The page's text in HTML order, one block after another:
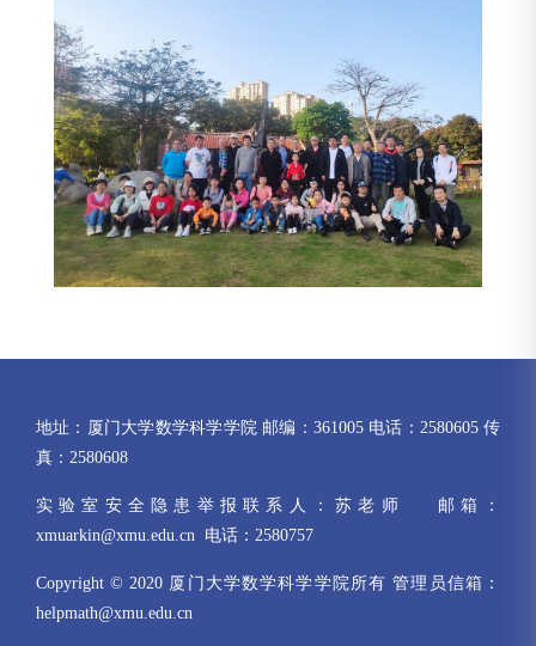
地址：厦门大学数学科学学院 邮编：361005 电话：2580605 传
真：2580608
实验室安全隐患举报联系人：苏老师 邮箱：
xmuarkin@xmu.edu.cn 电话：2580757
Copyright © 2020 厦门大学数学科学学院所有 管理员信箱：
helpmath@xmu.edu.cn